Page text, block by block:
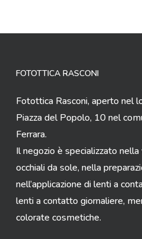
FOTOTTICA RASCONI
Fotottica Rasconi, aperto nel
Piazza del Popolo, 10 nel
Ferrara.
Il negozio è specializzato
occhiali da sole, nella
nell’applicazione di lenti a
lenti a contatto giornaliere,
colorate cosmetiche.